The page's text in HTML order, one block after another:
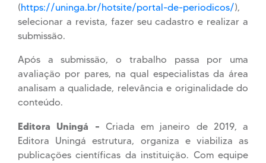
(https://uninga.br/hotsite/portal-de-periodicos/),
selecionar a revista, fazer seu cadastro e realizar a
submissão.
Após a submissão, o trabalho passa por uma
avaliação por pares, na qual especialistas da área
analisam a qualidade, relevância e originalidade do
conteúdo.
Editora Uningá – Criada em janeiro de 2019, a
Editora Uningá estrutura, organiza e viabiliza as
publicações científicas da instituição. Com equipe